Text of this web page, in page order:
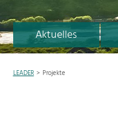
Aktuelles
LEADER Projekte